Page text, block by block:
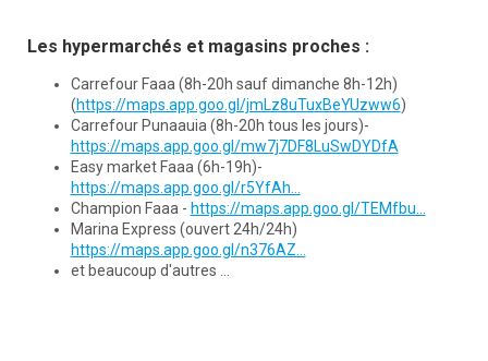
Les hypermarchés et magasins proches :
Carrefour Faaa (8h-20h sauf dimanche 8h-12h)
(https://maps.app.goo.gl/jmLz8uTuxBeYUzww6)
Carrefour Punaauia (8h-20h tous les jours)-
https://maps.app.goo.gl/mw7j7DF8LuSwDYDfA
Easy market Faaa (6h-19h)-
https://maps.app.goo.gl/r5YfAh...
Champion Faaa - https://maps.app.goo.gl/TEMfbu...
Marina Express (ouvert 24h/24h)
https://maps.app.goo.gl/n376AZ...
et beaucoup d'autres ...